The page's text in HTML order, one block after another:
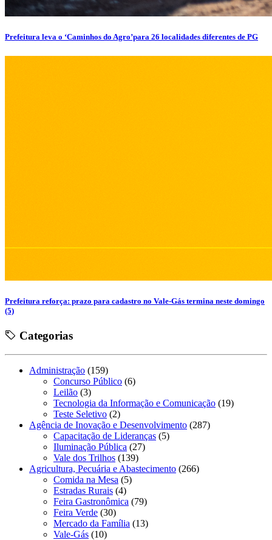
Prefeitura leva o ‘Caminhos do Agro’para 26 localidades diferentes de PG
Prefeitura reforça: prazo para cadastro no Vale-Gás termina neste domingo
(5)
Categorias
Administração (159)
Concurso Público (6)
Leilão (3)
Tecnologia da Informação e Comunicação (19)
Teste Seletivo (2)
Agência de Inovação e Desenvolvimento (287)
Capacitação de Lideranças (5)
Iluminação Pública (27)
Vale dos Trilhos (139)
Agricultura, Pecuária e Abastecimento (266)
Comida na Mesa (5)
Estradas Rurais (4)
Feira Gastronômica (79)
Feira Verde (30)
Mercado da Família (13)
Vale-Gás (10)